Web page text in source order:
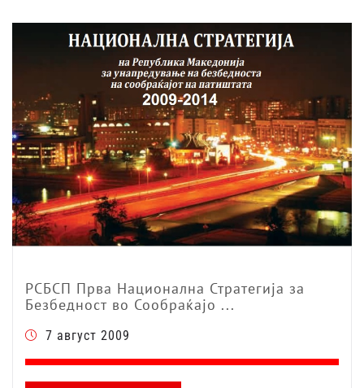
РСБСП Прва Национална Стратегија за
Безбедност во Сообраќајо ...
7 август 2009